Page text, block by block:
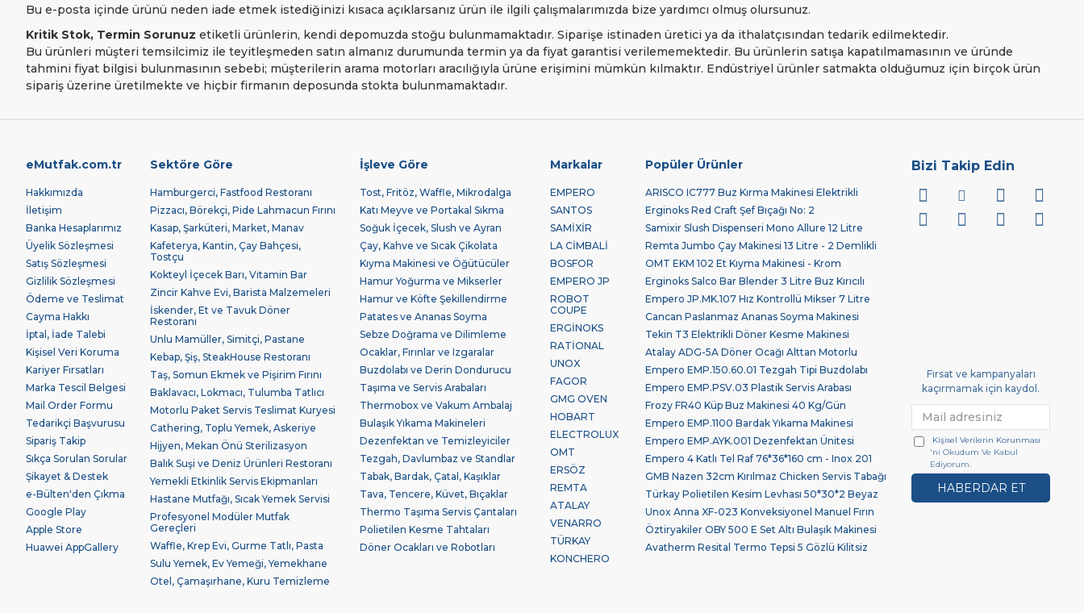
Bu e-posta içinde ürünü neden iade etmek istediğinizi kısaca açıklarsanız ürün ile ilgili çalışmalarımızda bize yardımcı olmuş olursunuz.
Kritik Stok, Termin Sorunuz etiketli ürünlerin, kendi depomuzda stoğu bulunmamaktadır. Siparişe istinaden üretici ya da ithalatçısından tedarik edilmektedir.
Bu ürünleri müşteri temsilcimiz ile teyitleşmeden satın almanız durumunda termin ya da fiyat garantisi verilememektedir. Bu ürünlerin satışa kapatılmamasının ve üründe
tahmini fiyat bilgisi bulunmasının sebebi; müşterilerin arama motorları aracılığıyla ürüne erişimini mümkün kılmaktır. Endüstriyel ürünler satmakta olduğumuz için birçok ürün
sipariş üzerine üretilmekte ve hiçbir firmanın deposunda stokta bulunmamaktadır.
eMutfak.com.tr
Hakkımızda
İletişim
Banka Hesaplarımız
Üyelik Sözleşmesi
Satış Sözleşmesi
Gizlilik Sözleşmesi
Ödeme ve Teslimat
Cayma Hakkı
İptal, İade Talebi
Kişisel Veri Koruma
Kariyer Fırsatları
Marka Tescil Belgesi
Mail Order Formu
Tedarikçi Başvurusu
Sipariş Takip
Sıkça Sorulan Sorular
Şikayet & Destek
e-Bülten'den Çıkma
Google Play
Apple Store
Huawei AppGallery
Sektöre Göre
Hamburgerci, Fastfood Restoranı
Pizzacı, Börekçi, Pide Lahmacun Fırını
Kasap, Şarküteri, Market, Manav
Kafeterya, Kantin, Çay Bahçesi,
Tostçu
Kokteyl İçecek Barı, Vitamin Bar
Zincir Kahve Evi, Barista Malzemeleri
İskender, Et ve Tavuk Döner
Restoranı
Unlu Mamüller, Simitçi, Pastane
Kebap, Şiş, SteakHouse Restoranı
Taş, Somun Ekmek ve Pişirim Fırını
Baklavacı, Lokmacı, Tulumba Tatlıcı
Motorlu Paket Servis Teslimat Kuryesi
Cathering, Toplu Yemek, Askeriye
Hijyen, Mekan Önü Sterilizasyon
Balık Suşi ve Deniz Ürünleri Restoranı
Yemekli Etkinlik Servis Ekipmanları
Hastane Mutfağı, Sıcak Yemek Servisi
Profesyonel Modüler Mutfak
Gereçleri
Waffle, Krep Evi, Gurme Tatlı, Pasta
Sulu Yemek, Ev Yemeği, Yemekhane
Otel, Çamaşırhane, Kuru Temizleme
İşleve Göre
Tost, Fritöz, Waffle, Mikrodalga
Katı Meyve ve Portakal Sıkma
Soğuk İçecek, Slush ve Ayran
Çay, Kahve ve Sıcak Çikolata
Kıyma Makinesi ve Öğütücüler
Hamur Yoğurma ve Mikserler
Hamur ve Köfte Şekillendirme
Patates ve Ananas Soyma
Sebze Doğrama ve Dilimleme
Ocaklar, Fırınlar ve Izgaralar
Buzdolabı ve Derin Dondurucu
Taşıma ve Servis Arabaları
Thermobox ve Vakum Ambalaj
Bulaşık Yıkama Makineleri
Dezenfektan ve Temizleyiciler
Tezgah, Davlumbaz ve Standlar
Tabak, Bardak, Çatal, Kaşıklar
Tava, Tencere, Küvet, Bıçaklar
Thermo Taşıma Servis Çantaları
Polietilen Kesme Tahtaları
Döner Ocakları ve Robotları
Markalar
EMPERO
SANTOS
SAMİXİR
LA CİMBALİ
BOSFOR
EMPERO JP
ROBOT
COUPE
ERGİNOKS
RATİONAL
UNOX
FAGOR
GMG OVEN
HOBART
ELECTROLUX
OMT
ERSÖZ
REMTA
ATALAY
VENARRO
TÜRKAY
KONCHERO
Popüler Ürünler
ARISCO IC777 Buz Kırma Makinesi Elektrikli
Erginoks Red Craft Şef Bıçağı No: 2
Samixir Slush Dispenseri Mono Allure 12 Litre
Remta Jumbo Çay Makinesi 13 Litre - 2 Demlikli
OMT EKM 102 Et Kıyma Makinesi - Krom
Erginoks Salco Bar Blender 3 Litre Buz Kırıcılı
Empero JP.MK.107 Hız Kontrollü Mikser 7 Litre
Cancan Paslanmaz Ananas Soyma Makinesi
Tekin T3 Elektrikli Döner Kesme Makinesi
Atalay ADG-5A Döner Ocağı Alttan Motorlu
Empero EMP.150.60.01 Tezgah Tipi Buzdolabı
Empero EMP.PSV.03 Plastik Servis Arabası
Frozy FR40 Küp Buz Makinesi 40 Kg/Gün
Empero EMP.1100 Bardak Yıkama Makinesi
Empero EMP.AYK.001 Dezenfektan Ünitesi
Empero 4 Katlı Tel Raf 76*36*160 cm - Inox 201
GMB Nazen 32cm Kırılmaz Chicken Servis Tabağı
Türkay Polietilen Kesim Levhası 50*30*2 Beyaz
Unox Anna XF-023 Konveksiyonel Manuel Fırın
Öztiryakiler OBY 500 E Set Altı Bulaşık Makinesi
Avatherm Resital Termo Tepsi 5 Gözlü Kilitsiz
Bizi Takip Edin
Fırsat ve kampanyaları
kaçırmamak için kaydol.
HABERDAR ET
Kişisel Verilerin Korunması
'ni Okudum Ve Kabul
Ediyorum.